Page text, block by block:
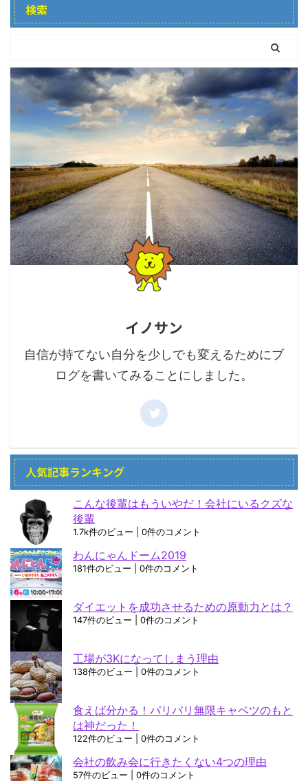
検索
イノサン
自信が持てない自分を少しでも変えるためにブ
ログを書いてみることにしました。
人気記事ランキング
こんな後輩はもういやだ！会社にいるクズな
後輩
1.7k件のビュー 0件のコメント
わんにゃんドーム2019
181件のビュー 0件のコメント
ダイエットを成功させるための原動力とは？
147件のビュー 0件のコメント
工場が3Kになってしまう理由
138件のビュー 0件のコメント
食えば分かる！パリパリ無限キャベツのもと
は神だった！
122件のビュー 0件のコメント
会社の飲み会に行きたくない4つの理由
57件のビュー 0件のコメント